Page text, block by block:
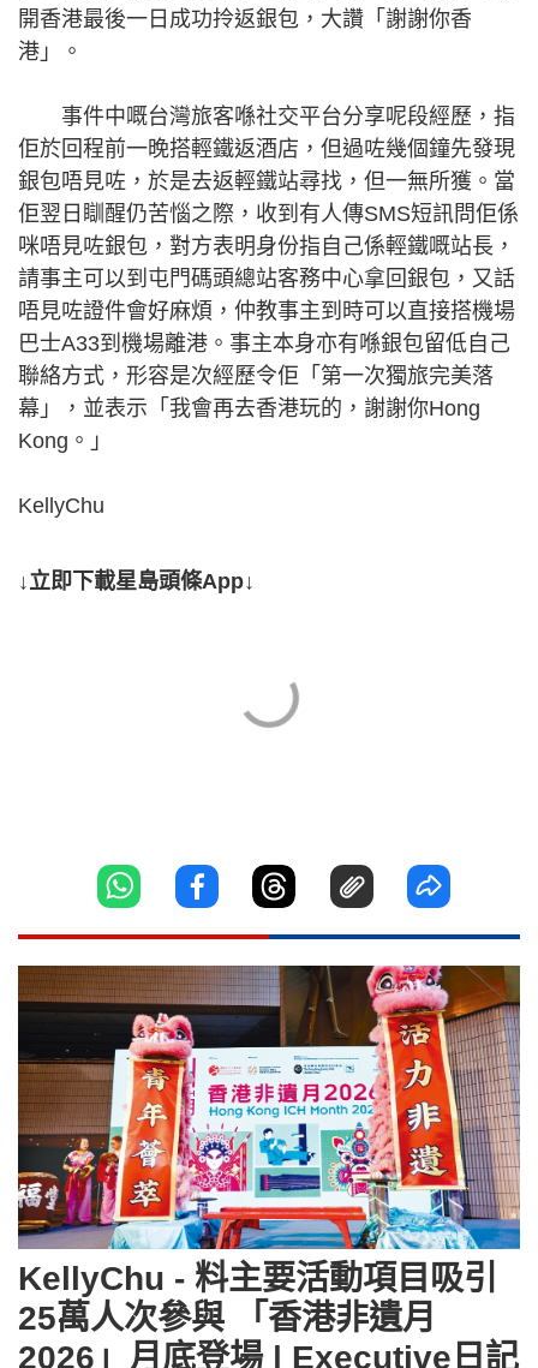
開香港最後一日成功拎返銀包，大讚「謝謝你香
港」。
事件中嘅台灣旅客喺社交平台分享呢段經歷，指
佢於回程前一晚搭輕鐵返酒店，但過咗幾個鐘先發現
銀包唔見咗，於是去返輕鐵站尋找，但一無所獲。當
佢翌日瞓醒仍苦惱之際，收到有人傳SMS短訊問佢係
咪唔見咗銀包，對方表明身份指自己係輕鐵嘅站長，
請事主可以到屯門碼頭總站客務中心拿回銀包，又話
唔見咗證件會好麻煩，仲教事主到時可以直接搭機場
巴士A33到機場離港。事主本身亦有喺銀包留低自己
聯絡方式，形容是次經歷令佢「第一次獨旅完美落
幕」，並表示「我會再去香港玩的，謝謝你Hong
Kong。」
KellyChu
↓立即下載星島頭條App↓
KellyChu - 料主要活動項目吸引
25萬人次參與 「香港非遺月
2026」月底登場 | Executive日記